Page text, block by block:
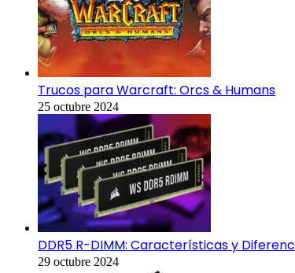
Trucos para Warcraft: Orcs & Humans
25 octubre 2024
DDR5 R-DIMM: Características y
29 octubre 2024